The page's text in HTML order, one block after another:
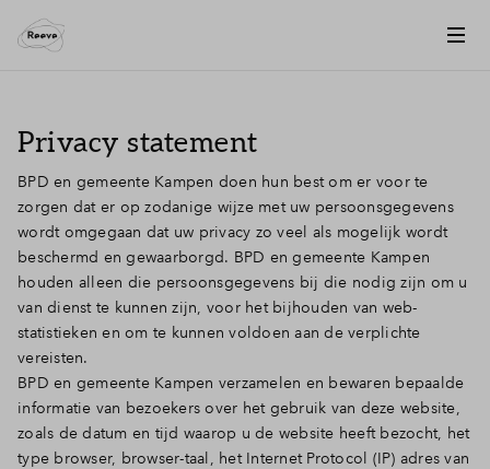
Privacy statement
BPD en gemeente Kampen doen hun best om er voor te
zorgen dat er op zodanige wijze met uw persoonsgegevens
wordt omgegaan dat uw privacy zo veel als mogelijk wordt
beschermd en gewaarborgd. BPD en gemeente Kampen
houden alleen die persoonsgegevens bij die nodig zijn om u
van dienst te kunnen zijn, voor het bijhouden van web-
statistieken en om te kunnen voldoen aan de verplichte
vereisten.
BPD en gemeente Kampen verzamelen en bewaren bepaalde
informatie van bezoekers over het gebruik van deze website,
zoals de datum en tijd waarop u de website heeft bezocht, het
type browser, browser-taal, het Internet Protocol (IP) adres van